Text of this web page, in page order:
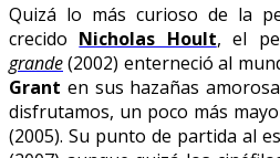
Quizá lo más curioso de la
crecido Nicholas Hoult, el
grande(2002) enterneció al
Grant en sus hazañas
disfrutamos, un poco más
(2005). Su punto de partida al